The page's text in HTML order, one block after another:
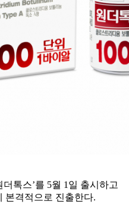
톡스’를 5월 1일 출시하고
본격적으로 진출한다.